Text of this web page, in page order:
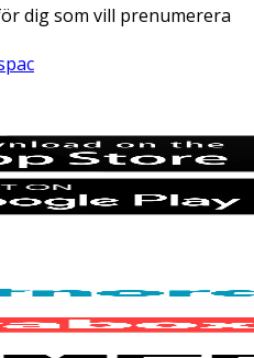
dig som vill prenumerera